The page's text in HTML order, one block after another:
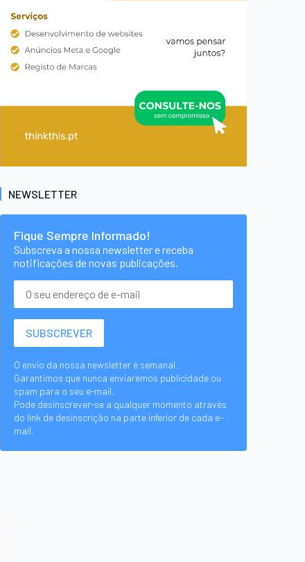
NEWSLETTER
Fique Sempre Informado!
Subscreva a nossa newsletter e receba
notificações de novas publicações.
O envio da nossa newsletter é semanal.
Garantimos que nunca enviaremos publicidade ou
spam para o seu e-mail.
Pode desinscrever-se a qualquer momento através
do link de desinscrição na parte inferior de cada e-
mail.